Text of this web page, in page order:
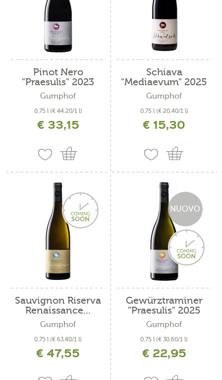
Pinot Nero
"Praesulis" 2023
Gumphof
0,75 l (€ 44,20/1 l)
incl. IVA più costi di spedizione
€ 33,15
Schiava
"Mediaevum" 2025
Gumphof
0,75 l (€ 20,40/1 l)
incl. IVA più costi di spedizione
€ 15,30
Sauvignon Riserva
Renaissance...
Gumphof
0,75 l (€ 63,40/1 l)
€ 47,55
NUOVO
Gewürztraminer
"Praesulis" 2025
Gumphof
0,75 l (€ 30,60/1 l)
€ 22,95